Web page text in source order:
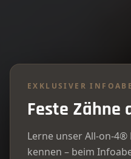
EXKLUSIVER
Feste Zähne
Lerne unser All-on-
kennen – beim